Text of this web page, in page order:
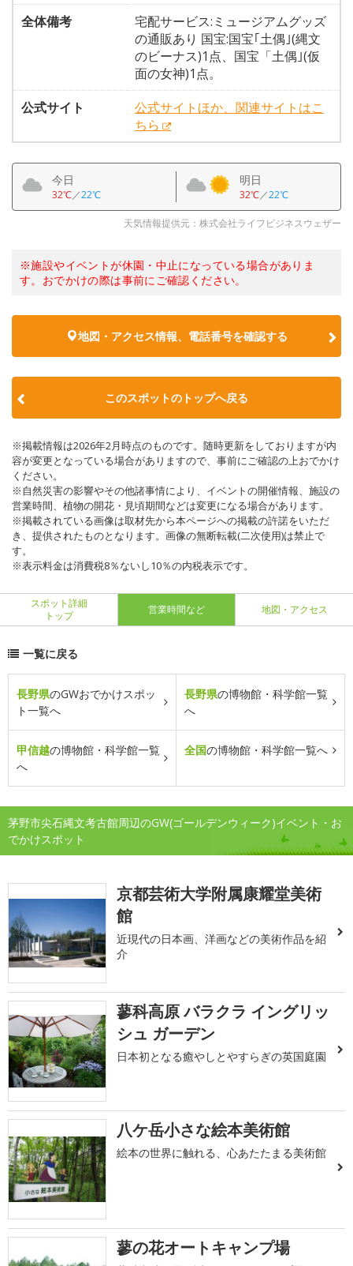
全体備考
宅配サービス:ミュージアムグッズ
の通販あり 国宝:国宝｢土偶｣(縄文
のビーナス)1点、国宝「土偶｣(仮
面の女神)1点。
公式サイト
公式サイトほか、関連サイトはこ
ちら
今日
32℃／22℃
明日
32℃／22℃
天気情報提供元：株式会社ライフビジネスウェザー
※施設やイベントが休園・中止になっている場合がありま
す。おでかけの際は事前にご確認ください。
地図・アクセス情報、電話番号を確認する
このスポットのトップへ戻る
※掲載情報は2026年2月時点のものです。随時更新をしておりますが内
容が変更となっている場合がありますので、事前にご確認の上おでかけ
ください。
※自然災害の影響やその他諸事情により、イベントの開催情報、施設の
営業時間、植物の開花・見頃期間などは変更になる場合があります。
※掲載されている画像は取材先から本ページへの掲載の許諾をいただ
き、提供されたものとなります。画像の無断転載(二次使用)は禁止で
す。
※表示料金は消費税8％ないし10％の内税表示です。
スポット詳細
トップ
営業時間など 地図・アクセス
一覧に戻る
長野県のGWおでかけスポッ
ト一覧へ
長野県の博物館・科学館一覧
へ
甲信越の博物館・科学館一覧
へ
全国の博物館・科学館一覧へ
茅野市尖石縄文考古館周辺のGW(ゴールデンウィーク)イベント・お
でかけスポット
京都芸術大学附属康耀堂美術
館
近現代の日本画、洋画などの美術作品を紹
介
蓼科高原 バラクラ イングリッ
シュ ガーデン
日本初となる癒やしとやすらぎの英国庭園
八ケ岳小さな絵本美術館
絵本の世界に触れる、心あたたまる美術館
蓼の花オートキャンプ場